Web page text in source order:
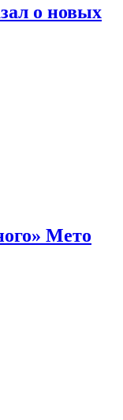
о новых
Мето